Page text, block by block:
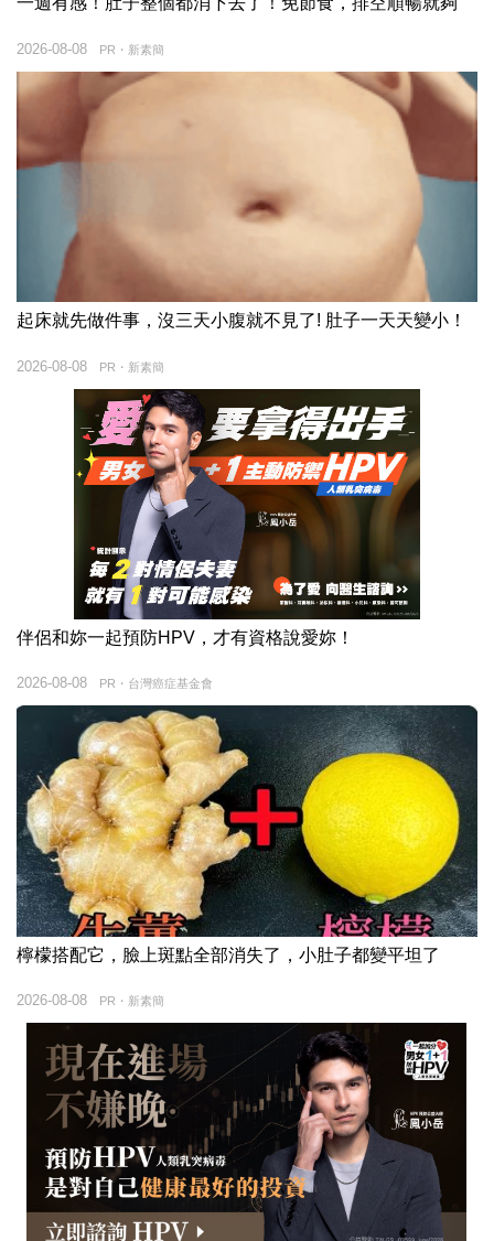
PR・新素簡
2026-08-08
起床就先做件事，沒三天小腹就不見了! 肚子一天天變小！
PR・新素簡
2026-08-08
伴侶和妳一起預防HPV，才有資格說愛妳！
PR・台灣癌症基金會
2026-08-08
檸檬搭配它，臉上斑點全部消失了，小肚子都變平坦了
PR・新素簡
2026-08-08